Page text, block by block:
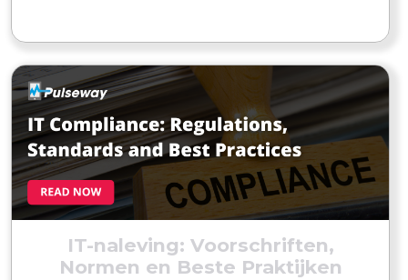
IT-naleving: Voorschriften,
Normen en Beste Praktijken